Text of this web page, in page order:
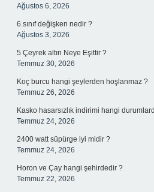
Ağustos 6, 2026
6.sınıf değişken nedir ?
Ağustos 3, 2026
5 Çeyrek altın Neye Eşittir ?
Temmuz 30, 2026
Koç burcu hangi şeylerden hoşlanmaz ?
Temmuz 26, 2026
Kasko hasarsızlık indirimi hangi
Temmuz 24, 2026
2400 watt süpürge iyi midir ?
Temmuz 24, 2026
Horon ve Çay hangi şehirdedir ?
Temmuz 22, 2026